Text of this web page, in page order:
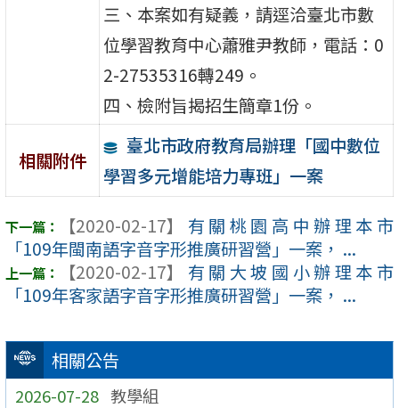
相關公告
2026-07-28 教學組
三、本案如有疑義，請逕洽臺北市數
位學習教育中心蕭雅尹教師，電話：0
2-27535316轉249。
四、檢附旨揭招生簡章1份。
相關附件
臺北市政府教育局辦理「國中數位
學習多元增能培力專班」一案
【2020-02-17】
有關桃園高中辦理本市
「109年閩南語字音字形推廣研習營」一案， ...
【2020-02-17】
有關大坡國小辦理本市
「109年客家語字音字形推廣研習營」一案， ...